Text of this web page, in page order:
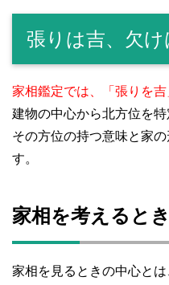
張りは吉、欠け
家相鑑定では、「張りを
建物の中心から北方位を
その方位の持つ意味と家
す。
家相を考えると
家相を見るときの中心と